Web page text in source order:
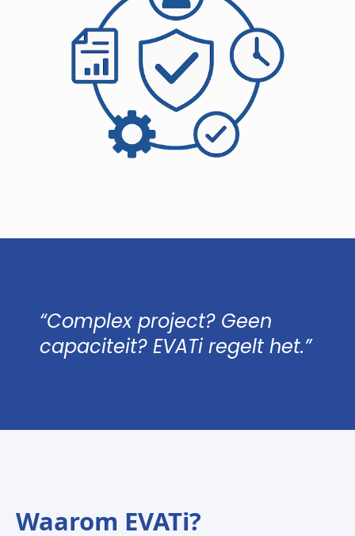
“Complex project? Geen
capaciteit? EVATi regelt het.”
Waarom EVATi?